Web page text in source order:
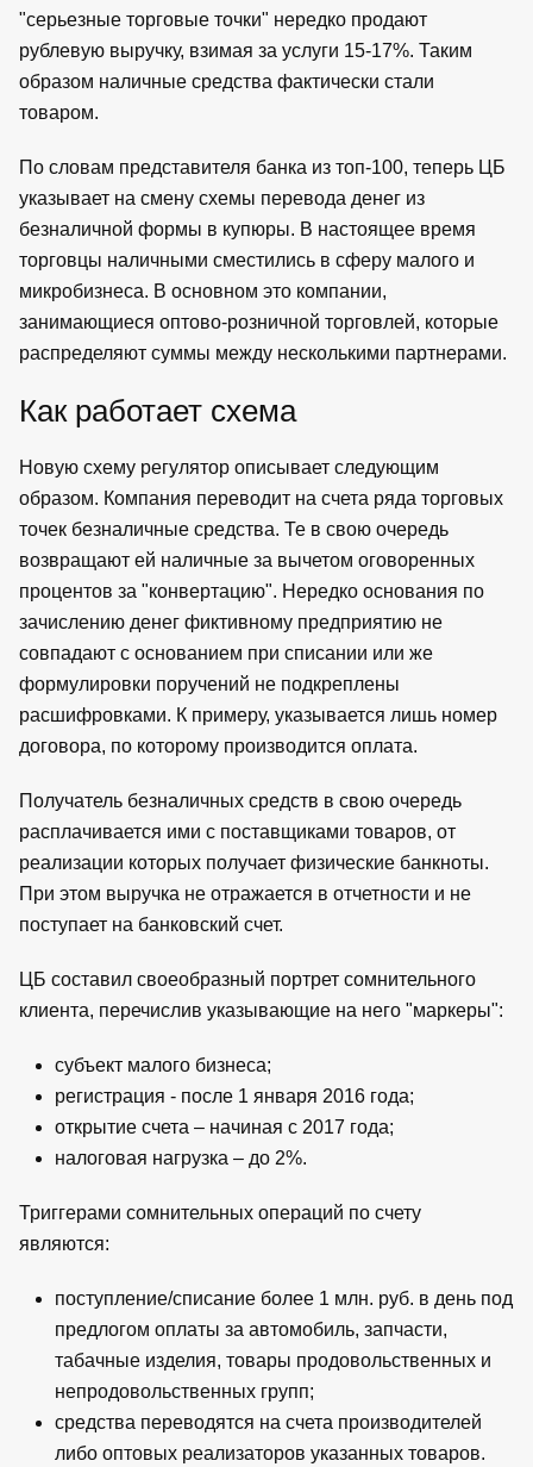
"серьезные торговые точки" нередко продают
рублевую выручку, взимая за услуги 15-17%. Таким
образом наличные средства фактически стали
товаром.
По словам представителя банка из топ-100, теперь ЦБ
указывает на смену схемы перевода денег из
безналичной формы в купюры. В настоящее время
торговцы наличными сместились в сферу малого и
микробизнеса. В основном это компании,
занимающиеся оптово-розничной торговлей, которые
распределяют суммы между несколькими партнерами.
Как работает схема
Новую схему регулятор описывает следующим
образом. Компания переводит на счета ряда торговых
точек безналичные средства. Те в свою очередь
возвращают ей наличные за вычетом оговоренных
процентов за "конвертацию". Нередко основания по
зачислению денег фиктивному предприятию не
совпадают с основанием при списании или же
формулировки поручений не подкреплены
расшифровками. К примеру, указывается лишь номер
договора, по которому производится оплата.
Получатель безналичных средств в свою очередь
расплачивается ими с поставщиками товаров, от
реализации которых получает физические банкноты.
При этом выручка не отражается в отчетности и не
поступает на банковский счет.
ЦБ составил своеобразный портрет сомнительного
клиента, перечислив указывающие на него "маркеры":
субъект малого бизнеса;
регистрация - после 1 января 2016 года;
открытие счета – начиная с 2017 года;
налоговая нагрузка – до 2%.
Триггерами сомнительных операций по счету
являются:
поступление/списание более 1 млн. руб. в день под
предлогом оплаты за автомобиль, запчасти,
табачные изделия, товары продовольственных и
непродовольственных групп;
средства переводятся на счета производителей
либо оптовых реализаторов указанных товаров.